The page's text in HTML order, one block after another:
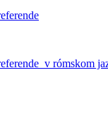
v rómskom